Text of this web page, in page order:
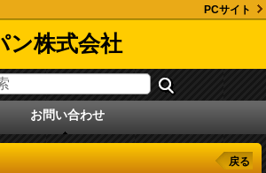
PCサイト
ン株式会社
お問い合わせ
戻る